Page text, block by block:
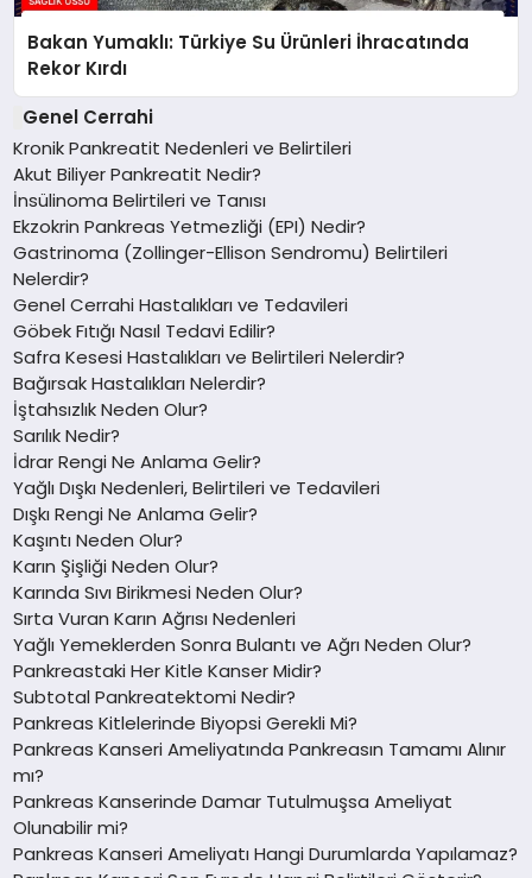
Bakan Yumaklı: Türkiye Su Ürünleri İhracatında
Rekor Kırdı
Genel Cerrahi
Kronik Pankreatit Nedenleri ve Belirtileri
Akut Biliyer Pankreatit Nedir?
İnsülinoma Belirtileri ve Tanısı
Ekzokrin Pankreas Yetmezliği (EPI) Nedir?
Gastrinoma (Zollinger-Ellison Sendromu) Belirtileri
Nelerdir?
Genel Cerrahi Hastalıkları ve Tedavileri
Göbek Fıtığı Nasıl Tedavi Edilir?
Safra Kesesi Hastalıkları ve Belirtileri Nelerdir?
Bağırsak Hastalıkları Nelerdir?
İştahsızlık Neden Olur?
Sarılık Nedir?
İdrar Rengi Ne Anlama Gelir?
Yağlı Dışkı Nedenleri, Belirtileri ve Tedavileri
Dışkı Rengi Ne Anlama Gelir?
Kaşıntı Neden Olur?
Karın Şişliği Neden Olur?
Karında Sıvı Birikmesi Neden Olur?
Sırta Vuran Karın Ağrısı Nedenleri
Yağlı Yemeklerden Sonra Bulantı ve Ağrı Neden Olur?
Pankreastaki Her Kitle Kanser Midir?
Subtotal Pankreatektomi Nedir?
Pankreas Kitlelerinde Biyopsi Gerekli Mi?
Pankreas Kanseri Ameliyatında Pankreasın Tamamı Alınır
mı?
Pankreas Kanserinde Damar Tutulmuşsa Ameliyat
Olunabilir mi?
Pankreas Kanseri Ameliyatı Hangi Durumlarda Yapılamaz?